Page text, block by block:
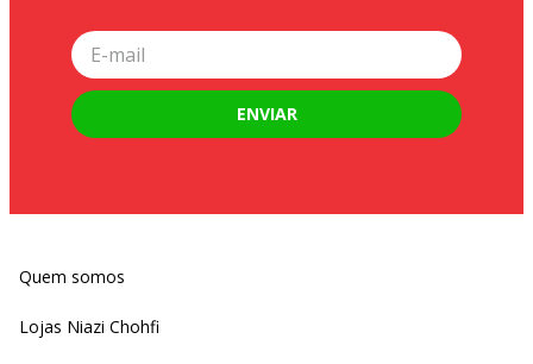
ENVIAR
Quem somos
Lojas Niazi Chohfi